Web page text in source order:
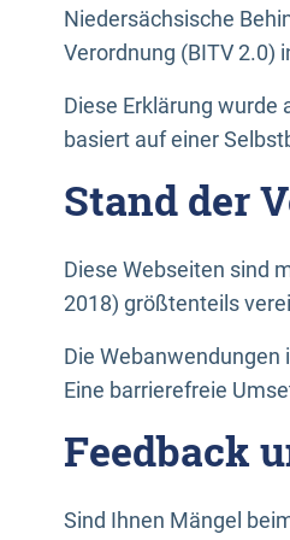
Niedersächsische
Verordnung (BITV 2.0)
Diese Erklärung
basiert auf einer
Stand der
Diese Webseiten sind
2018) größtenteils
Die
Eine barrierefreie
Feedback
Sind Ihnen Mängel